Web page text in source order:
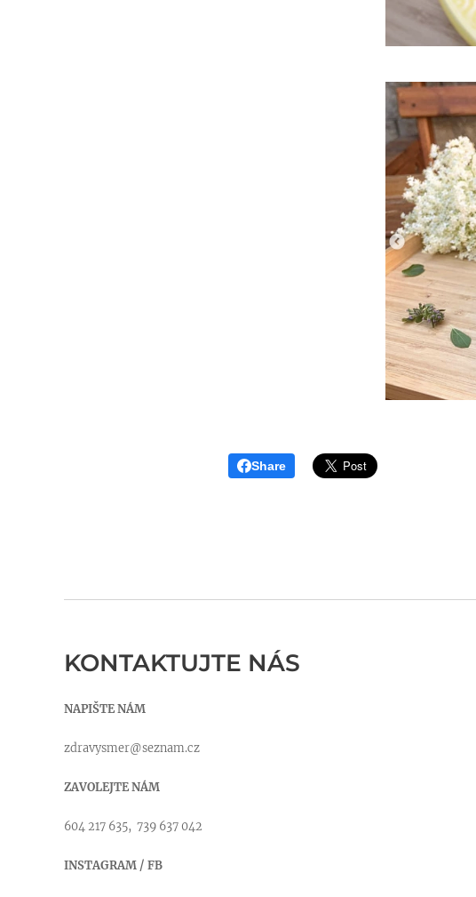
Share
KONTAKTUJTE NÁS
NAPIŠTE NÁM
zdravysmer@seznam.cz
ZAVOLEJTE NÁM
604 217 635, 739 637 042
INSTAGRAM / FB